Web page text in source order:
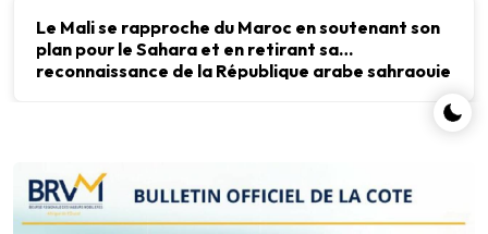
Le Mali se rapproche du Maroc en soutenant son
plan pour le Sahara et en retirant sa
reconnaissance de la République arabe sahraouie